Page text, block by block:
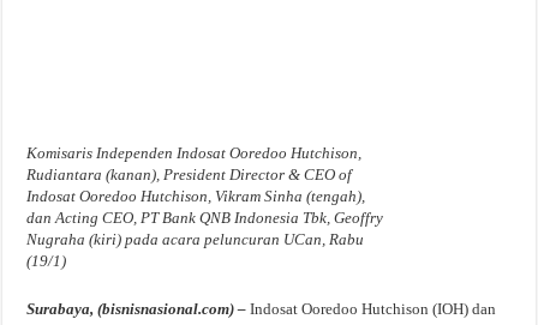
Komisaris Independen Indosat Ooredoo Hutchison,
Rudiantara (kanan), President Director & CEO of
Indosat Ooredoo Hutchison, Vikram Sinha (tengah),
dan Acting CEO, PT Bank QNB Indonesia Tbk, Geoffry
Nugraha (kiri) pada acara peluncuran UCan, Rabu
(19/1)
Surabaya, (bisnisnasional.com) – Indosat Ooredoo Hutchison (IOH) dan